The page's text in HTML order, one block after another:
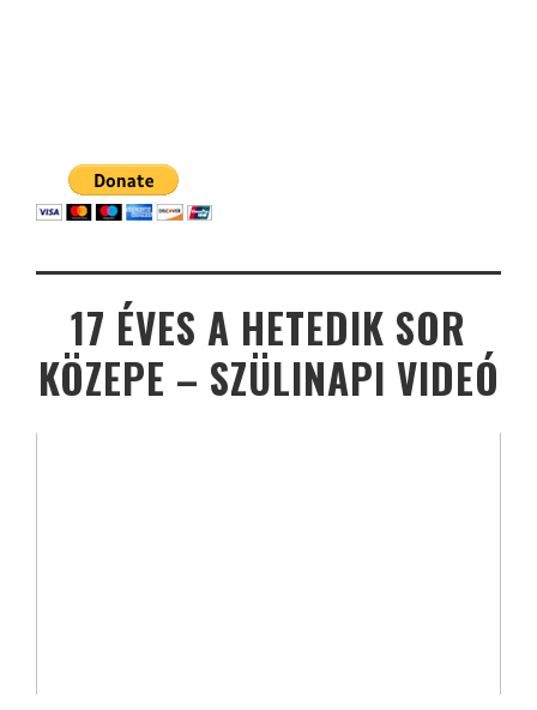
17 ÉVES A HETEDIK SOR
KÖZEPE – SZÜLINAPI VIDEÓ